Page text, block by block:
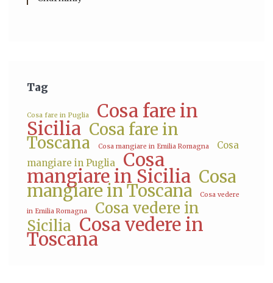
Tag
Cosa fare in Puglia Cosa fare in
Sicilia Cosa fare in
Toscana Cosa mangiare in Emilia Romagna
Cosa
mangiare in Puglia
Cosa
mangiare in Sicilia Cosa
mangiare in Toscana Cosa vedere
in Emilia Romagna
Cosa vedere in
Sicilia Cosa vedere in
Toscana